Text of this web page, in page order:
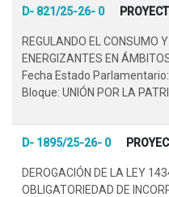
D- 821/25-26- 0
REGULANDO EL CONSUMO
ENERGIZANTES EN
Fecha Estado
Bloque: UNIÓN POR LA
D- 1895/25-26- 0
DEROGACIÓN DE LA LEY
OBLIGATORIEDAD DE